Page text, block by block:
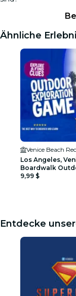
Ähnliche
Los Angeles,
Boardwalk
Exploration Game
9,99 $
Entdecke